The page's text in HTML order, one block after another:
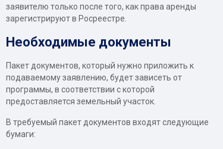
заявителю только после того, как права аренды
зарегистрируют в Росреестре.
Необходимые документы
Пакет документов, который нужно приложить к
подаваемому заявлению, будет зависеть от
программы, в соответствии с которой
предоставляется земельный участок.
В требуемый пакет документов входят следующие
бумаги: